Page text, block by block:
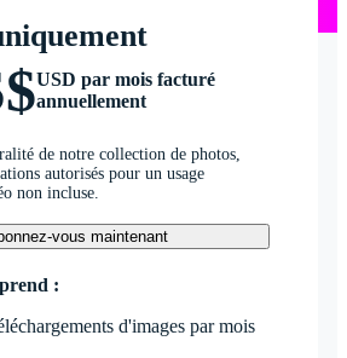
USD par mois facturé
annuellement
de notre collection de photos,
autorisés pour un usage
non incluse.
vous maintenant
:
d'images par mois